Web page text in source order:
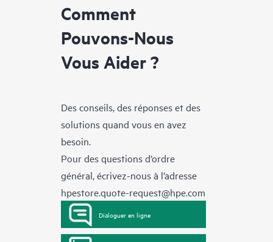
Comment
Pouvons-Nous
Vous Aider ?
Des conseils, des réponses et des
solutions quand vous en avez
besoin.
Pour des questions d’ordre
général, écrivez-nous à l’adresse
hpestore.quote-request@hpe.com
Dialoguer en ligne